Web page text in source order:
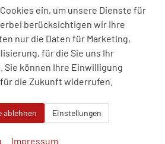
klappbar
Lendenstütze Fahrer
10,25“ TFT LCD
2 + hinten 2
vorne
ein, um unsere Dienste für
berücksichtigen wir Ihre
nur die Daten für Marketing,
für die Sie uns Ihr
Sie können Ihre Einwilligung
die Zukunft widerrufen.
ablehnen Einstellungen
Impressum